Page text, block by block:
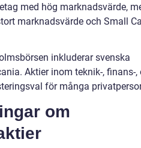
med hög marknadsvärde,
marknadsvärde och Small
inkluderar svenska
Aktier inom teknik-, finans-,
för många
om